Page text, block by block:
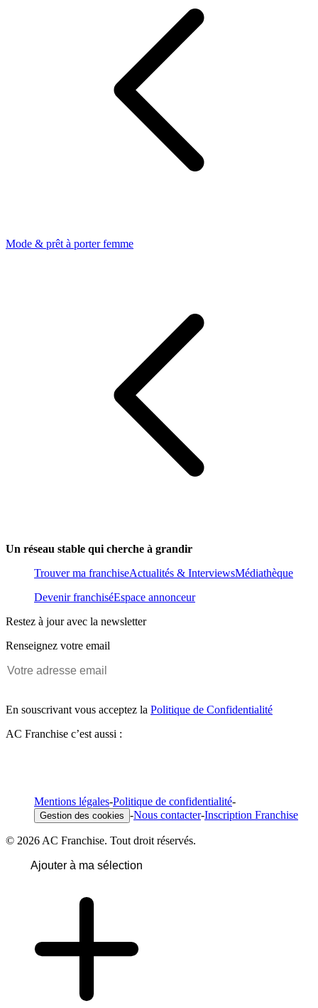
Mode & prêt à porter femme
Un réseau stable qui cherche à grandir
Trouver ma franchiseActualités & InterviewsMédiathèque
Devenir franchiséEspace annonceur
Restez à jour avec la newsletter
Renseignez votre email
En souscrivant vous acceptez la Politique de Confidentialité
AC Franchise c’est aussi :
Mentions légales-Politique de confidentialité-
Gestion des cookies -Nous contacter-Inscription Franchise
© 2026 AC Franchise. Tout droit réservés.
Ajouter à ma sélection